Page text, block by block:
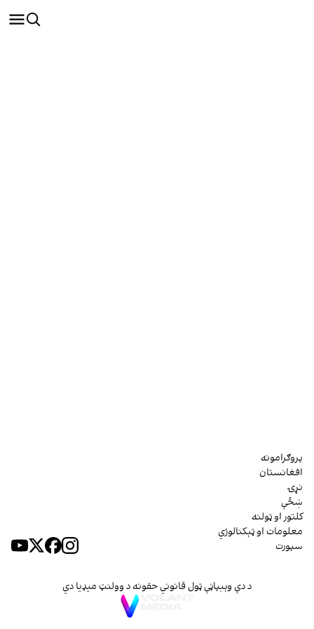
پروګرامونه
افغانستان
نړۍ
ښځې
کلتور او ټولنه
معلومات او ټېکنالوژي
سپورت
د دې وېبپاڼې ټول قانوني حقونه د وولنټ میډیا دي